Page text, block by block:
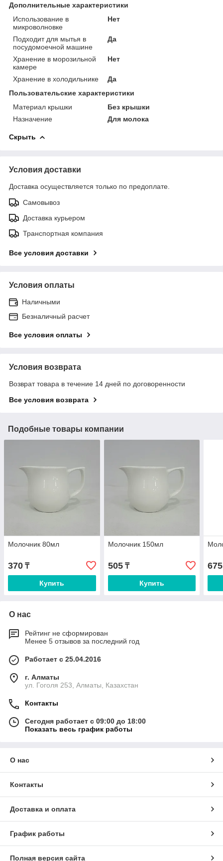
Дополнительные характеристики
Использование в
микроволновке
Нет
Подходит для мытья в
посудомоечной машине
Да
Хранение в морозильной
камере
Нет
Хранение в холодильнике
Да
Пользовательские характеристики
Материал крышки
Без крышки
Назначение
Для молока
Скрыть
Условия доставки
Доставка осуществляется только по предоплате.
Самовывоз
Доставка курьером
Транспортная компания
Все условия доставки
Условия оплаты
Наличными
Безналичный расчет
Все условия оплаты
Условия возврата
Возврат товара в течение 14 дней по договоренности
Все условия возврата
Подобные товары компании
Молочник 80мл
370 ₸
Купить
Молочник 150мл
505₸
Купить
675
О нас
Рейтинг не сформирован
Менее 5 отзывов за последний год
Работает с 25.04.2016
г. Алматы
ул. Гоголя 253, Алматы, Казахстан
Контакты
Сегодня работает с 09:00 до 18:00
Показать весь график работы
О нас
Контакты
Доставка и оплата
График работы
Полная версия сайта